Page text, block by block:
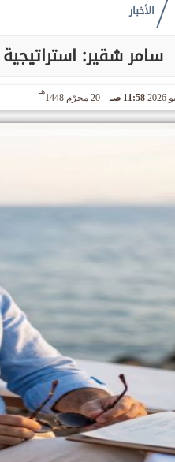
الأخبار
سامر شقير:
11:58 صـ 20 محرّم 1448
هـ